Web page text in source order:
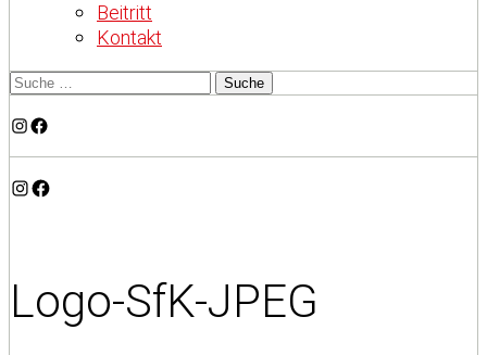
Beitritt
Kontakt
Instagram
Facebook
Instagram
Facebook
Logo-SfK-JPEG